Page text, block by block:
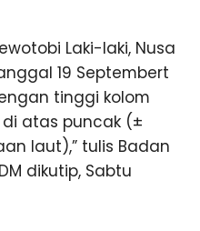
Laki-laki, Nusa
19 Septembert
tinggi kolom
atas puncak (±
laut),” tulis Badan
dikutip, Sabtu